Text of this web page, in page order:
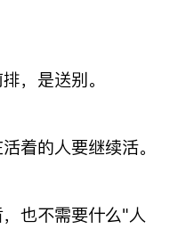
，是送别。
着的人要继续活。
也不需要什么"人